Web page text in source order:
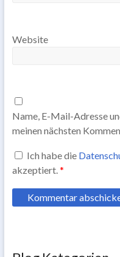
Website
Name, E-Mail-Adresse
meinen nächsten
Ich habe die
akzeptiert.*